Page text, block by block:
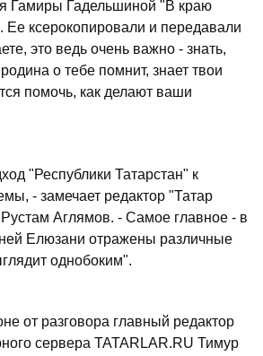
Гамиры Гадельшиной "В краю
Ее ксерокопировали и передавали
это ведь очень важно - знать,
о тебе помнит, знает твои
помочь, как делают ваши
"Республики Татарстан" к
- замечает редактор "Татар
Аглямов. - Самое главное - в
Елюзани отражены различные
однобоким".
от разговора главный редактор
сервера TATARLAR.RU Тимур